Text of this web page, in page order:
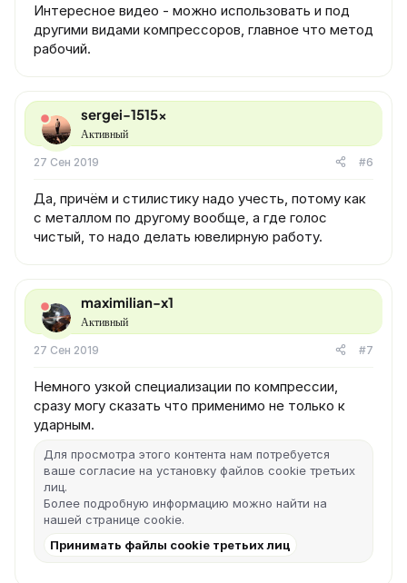
Интересное видео - можно использовать и под
другими видами компрессоров, главное что метод
рабочий.
sergei-1515x
Активный
27 Сен 2019 #6
Да, причём и стилистику надо учесть, потому как
с металлом по другому вообще, а где голос
чистый, то надо делать ювелирную работу.
maximilian-x1
Активный
27 Сен 2019 #7
Немного узкой специализации по компрессии,
сразу могу сказать что применимо не только к
ударным.
Для просмотра этого контента нам потребуется
ваше согласие на установку файлов cookie третьих
лиц.
Более подробную информацию можно найти на
нашей странице cookie.
Принимать файлы cookie третьих лиц